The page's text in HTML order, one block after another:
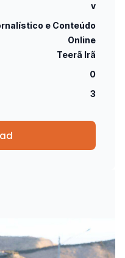
v
e Conteúdo
Online
Teerã Irã
0
3